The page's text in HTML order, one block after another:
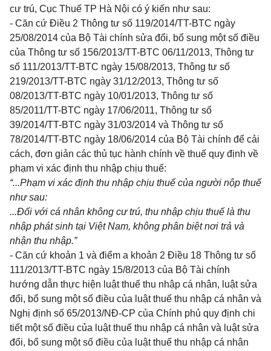
cư trú, Cục Thuế TP Hà Nội có ý kiến như sau:
- Căn cứ Điều 2 Thông tư số 119/2014/TT-BTC ngày
25/08/2014 của Bộ Tài chính sửa đổi, bổ sung một số điều
của Thông tư số 156/2013/TT-BTC 06/11/2013, Thông tư
số 111/2013/TT-BTC ngày 15/08/2013, Thông tư số
219/2013/TT-BTC ngày 31/12/2013, Thông tư số
08/2013/TT-BTC ngày 10/01/2013, Thông tư số
85/2011/TT-BTC ngày 17/06/2011, Thông tư số
39/2014/TT-BTC ngày 31/03/2014 và Thông tư số
78/2014/TT-BTC ngày 18/06/2014 của Bộ Tài chính để cải
cách, đơn giản các thủ tục hành chính về thuế quy định về
phạm vi xác định thu nhập chịu thuế:
“...Phạm vi xác định thu nhập chịu thuế của người nộp thuế
như sau:
...Đối với cá nhân không cư trú, thu nhập chịu thuế là thu
nhập phát sinh tại Việt Nam, không phân biệt nơi trả và
nhận thu nhập.”
- Căn cứ khoản 1 và điểm a khoản 2 Điều 18 Thông tư số
111/2013/TT-BTC ngày 15/8/2013 của Bộ Tài chính
hướng dẫn thực hiện luật thuế thu nhập cá nhân, luật sửa
đổi, bổ sung một số điều của luật thuế thu nhập cá nhân và
Nghị định số 65/2013/NĐ-CP của Chính phủ quy định chi
tiết một số điều của luật thuế thu nhập cá nhân và luật sửa
đổi, bổ sung một số điều của luật thuế thu nhập cá nhân